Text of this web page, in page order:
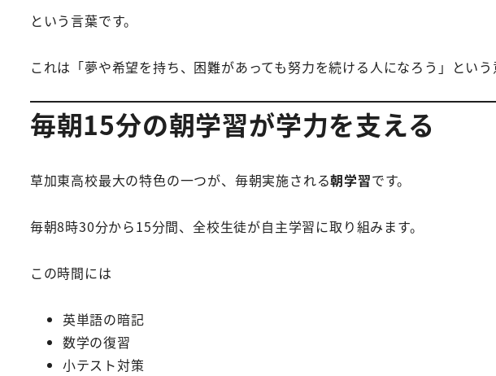
という言葉です。
これは「夢や希望を持ち、困難があっても努力を続ける人になろう」とい
毎朝15分の朝学習が学力を支える
草加東高校最大の特色の一つが、毎朝実施される朝学習です。
毎朝8時30分から15分間、全校生徒が自主学習に取り組みます。
この時間には
英単語の暗記
数学の復習
小テスト対策